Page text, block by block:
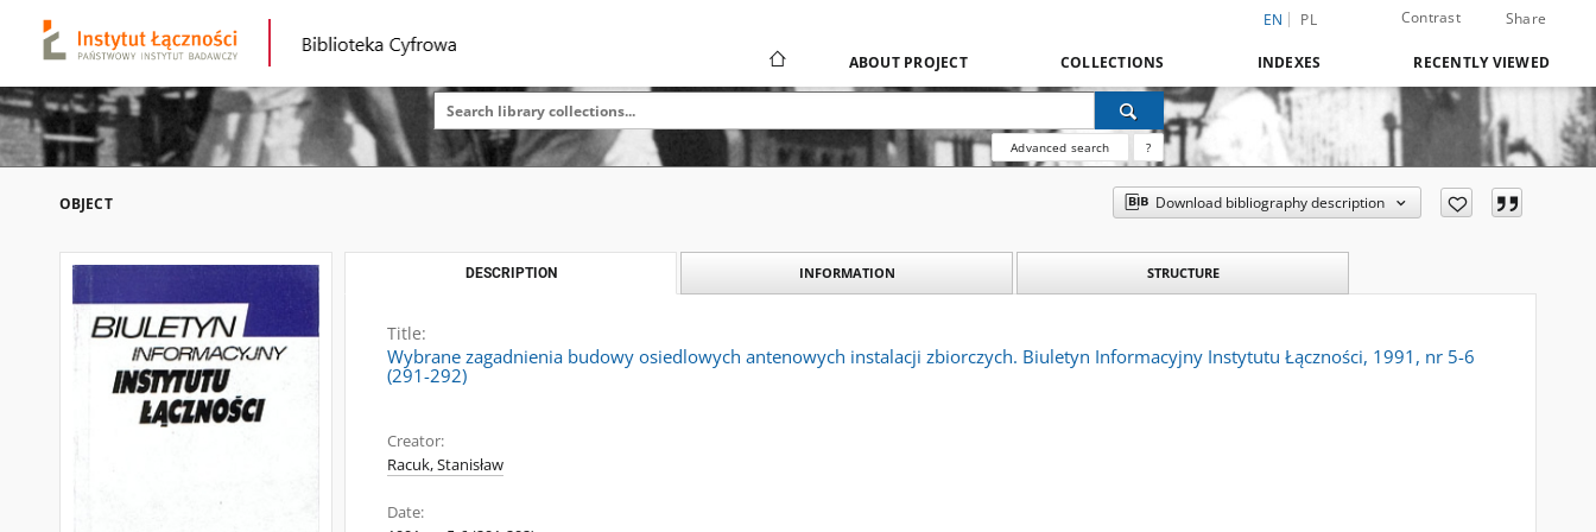
EN PL Contrast Share
ABOUT PROJECT COLLECTIONS INDEXES RECENTLY VIEWED
Advanced search ?
OBJECT Download bibliography description
DESCRIPTION INFORMATION STRUCTURE
Title:
Wybrane zagadnienia budowy osiedlowych antenowych instalacji zbiorczych. Biuletyn Informacyjny Instytutu Łączności, 1991, nr 5-6
(291-292)
Creator:
Racuk, Stanisław
Date: